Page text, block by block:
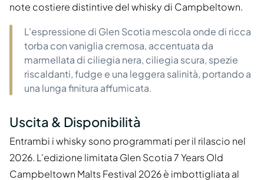
note costiere distintive del whisky di Campbeltown.
L'espressione di Glen Scotia mescola onde di ricca
torba con vaniglia cremosa, accentuata da
marmellata di ciliegia nera, ciliegia scura, spezie
riscaldanti, fudge e una leggera salinità, portando a
una lunga finitura affumicata.
Uscita & Disponibilità
Entrambi i whisky sono programmati per il rilascio nel
2026. L'edizione limitata Glen Scotia 7 Years Old
Campbeltown Malts Festival 2026 è imbottigliata al